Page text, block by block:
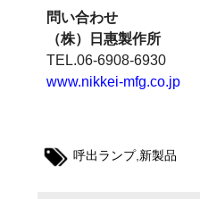
問い合わせ
（株）日惠製作所
TEL.06-6908-6930
www.nikkei-mfg.co.jp
呼出ランプ,新製品